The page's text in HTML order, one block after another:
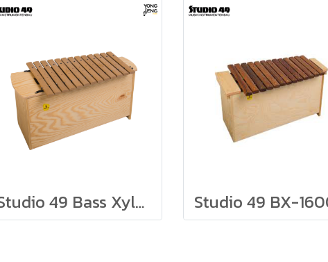
Studio 49 Bass Xylophone Grillodur BXG1000